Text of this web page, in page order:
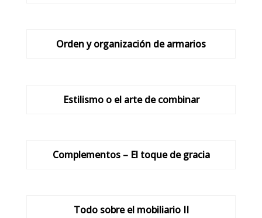
Orden y organización de armarios
Estilismo o el arte de combinar
Complementos – El toque de gracia
Todo sobre el mobiliario II